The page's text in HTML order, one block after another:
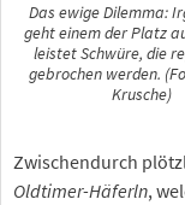
Das ewige Dilemma:
geht einem der Platz
leistet Schwüre, die
gebrochen werden.
Krusche)
Zwischendurch
Oldtimer-Häferln,